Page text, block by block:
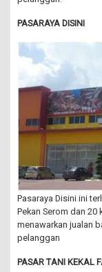
PASARAYA DISINI
Pasaraya Disini ini
Pekan Serom dan 20
menawarkan jualan
pelanggan
PASAR TANI KEKAL